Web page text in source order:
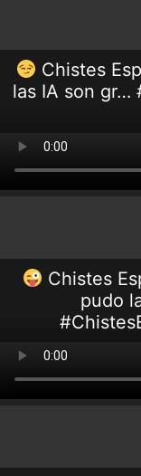
Chistes
las IA son gr…
Chistes
pudo